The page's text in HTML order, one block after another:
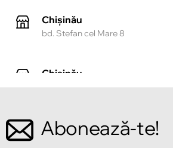
Chișinău
bd. Stefan cel Mare 8
Chișinău
Chișinău
Abonează-te!